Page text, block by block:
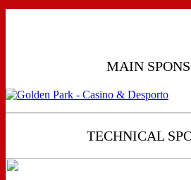
MAIN
TECHNICAL